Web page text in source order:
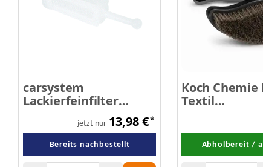
carsystem
Lackierfeinfilter
Feinfilter Lacksieb - 10
jetzt nur 13,98 €*
Bereits nachbestellt
Koch Chemie
Textil
Abholbereit /